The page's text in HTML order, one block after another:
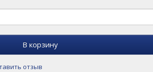
В корзину
отзыв